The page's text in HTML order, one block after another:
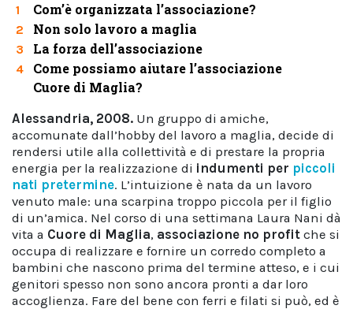
1 Com’è organizzata l’associazione?
2 Non solo lavoro a maglia
3 La forza dell’associazione
4
Come possiamo aiutare l’associazione
Cuore di Maglia?
Alessandria, 2008. Un gruppo di amiche,
accomunate dall’hobby del lavoro a maglia, decide di
rendersi utile alla collettività e di prestare la propria
energia per la realizzazione di indumenti per piccoli
nati pretermine. L’intuizione è nata da un lavoro
venuto male: una scarpina troppo piccola per il figlio
di un’amica. Nel corso di una settimana Laura Nani dà
vita a Cuore di Maglia, associazione no profit che si
occupa di realizzare e fornire un corredo completo a
bambini che nascono prima del termine atteso, e i cui
genitori spesso non sono ancora pronti a dar loro
accoglienza. Fare del bene con ferri e filati si può, ed è